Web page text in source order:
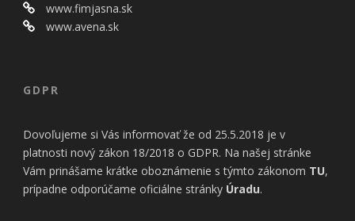
www.fimjasna.sk
www.avena.sk
GDPR
Dovoľujeme si Vás informovať že od 25.5.2018 je v
platnosti nový zákon 18/2018 o GDPR. Na našej stránke
Vám prinášame krátke oboznámenie s týmto zákonom TU,
prípadne odporúčame oficiálne stránky Úradu.